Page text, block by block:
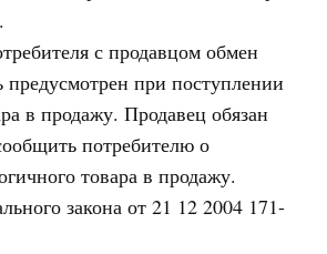
с продавцом обмен
предусмотрен при поступлении
в продажу. Продавец обязан
потребителю о
товара в продажу.
закона от 21 12 2004 171-